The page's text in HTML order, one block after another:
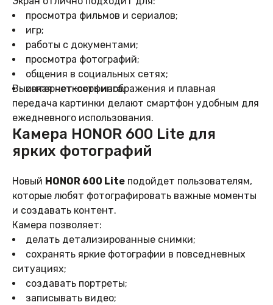
просмотра фильмов и сериалов;
игр;
работы с документами;
просмотра фотографий;
общения в социальных сетях;
интернет-серфинга.
Высокая четкость изображения и плавная
передача картинки делают смартфон удобным для
ежедневного использования.
Камера HONOR 600 Lite для
ярких фотографий
Новый HONOR 600 Lite подойдет пользователям,
которые любят фотографировать важные моменты
и создавать контент.
Камера позволяет:
делать детализированные снимки;
сохранять яркие фотографии в повседневных
ситуациях;
создавать портреты;
записывать видео;